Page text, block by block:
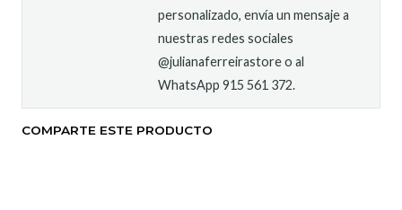
personalizado, envía un mensaje a
nuestras redes sociales
@julianaferreirastore o al
WhatsApp 915 561 372.
COMPARTE ESTE PRODUCTO